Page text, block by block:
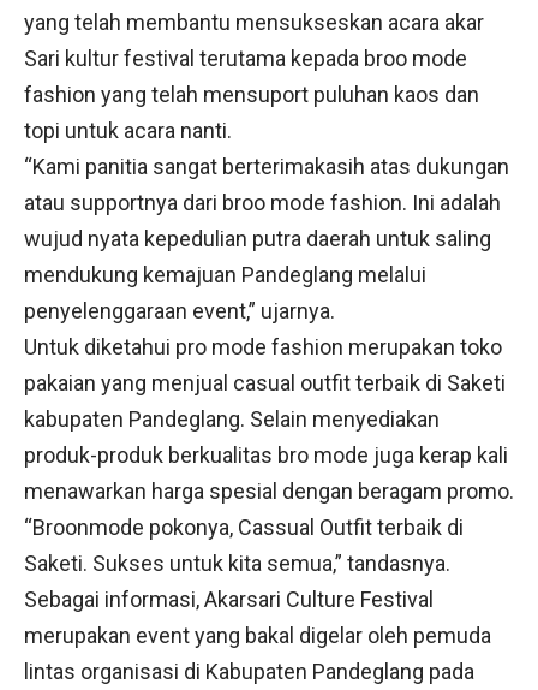
yang telah membantu mensukseskan acara akar
Sari kultur festival terutama kepada broo mode
fashion yang telah mensuport puluhan kaos dan
topi untuk acara nanti.
“Kami panitia sangat berterimakasih atas dukungan
atau supportnya dari broo mode fashion. Ini adalah
wujud nyata kepedulian putra daerah untuk saling
mendukung kemajuan Pandeglang melalui
penyelenggaraan event,” ujarnya.
Untuk diketahui pro mode fashion merupakan toko
pakaian yang menjual casual outfit terbaik di Saketi
kabupaten Pandeglang. Selain menyediakan
produk-produk berkualitas bro mode juga kerap kali
menawarkan harga spesial dengan beragam promo.
“Broonmode pokonya, Cassual Outfit terbaik di
Saketi. Sukses untuk kita semua,” tandasnya.
Sebagai informasi, Akarsari Culture Festival
merupakan event yang bakal digelar oleh pemuda
lintas organisasi di Kabupaten Pandeglang pada